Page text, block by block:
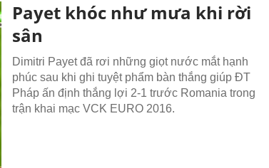
Payet khóc như mưa khi rời
sân
Dimitri Payet đã rơi những giọt nước mắt hạnh
phúc sau khi ghi tuyệt phẩm bàn thắng giúp ĐT
Pháp ấn định thắng lợi 2-1 trước Romania trong
trận khai mạc VCK EURO 2016.